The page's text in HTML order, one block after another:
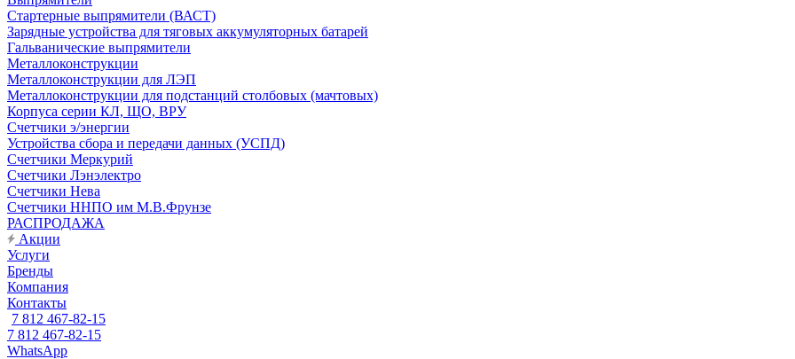
Стартерные выпрямители (ВАСТ)
Зарядные устройства для тяговых аккумуляторных батарей
Гальванические выпрямители
Металлоконструкции
Металлоконструкции для ЛЭП
Металлоконструкции для подстанций столбовых (мачтовых)
Корпуса серии КЛ, ЩО, ВРУ
Счетчики э/энергии
Устройства сбора и передачи данных (УСПД)
Счетчики Меркурий
Счетчики Лэнэлектро
Счетчики Нева
Счетчики ННПО им М.В.Фрунзе
РАСПРОДАЖА
Акции
Услуги
Бренды
Компания
Контакты
7 812 467-82-15
7 812 467-82-15
WhatsApp